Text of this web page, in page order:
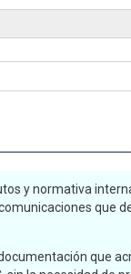
y normativa
que
que